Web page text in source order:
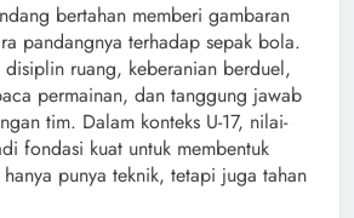
bertahan memberi gambaran
pandangnya terhadap sepak bola.
disiplin ruang, keberanian berduel,
permainan, dan tanggung jawab
tim. Dalam konteks U-17, nilai-
fondasi kuat untuk membentuk
punya teknik, tetapi juga tahan